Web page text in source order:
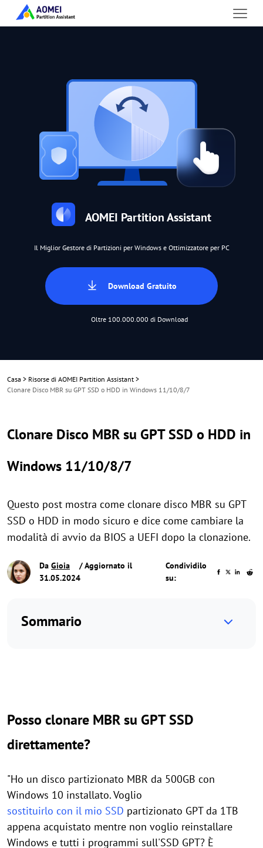
AOMEI Partition Assistant
Il Miglior Gestore di Partizioni per Windows e Ottimizzatore per PC
Download Gratuito
Oltre 100.000.000 di Download
Casa > Risorse di AOMEI Partition Assistant >
Clonare Disco MBR su GPT SSD o HDD in Windows 11/10/8/7
Clonare Disco MBR su GPT SSD o HDD in
Windows 11/10/8/7
Questo post mostra come clonare disco MBR su GPT
SSD o HDD in modo sicuro e dice come cambiare la
modalità di avvio da BIOS a UEFI dopo la clonazione.
Da Gioia
/ Aggiornato il
31.05.2024
Condividilo
su:
Sommario
Posso clonare MBR su GPT SSD
direttamente?
"Ho un disco partizionato MBR da 500GB con
Windows 10 installato. Voglio
sostituirlo con il mio SSD partizionato GPT da 1TB
appena acquistato mentre non voglio reinstallare
Windows e tutti i programmi sull'SSD GPT? È